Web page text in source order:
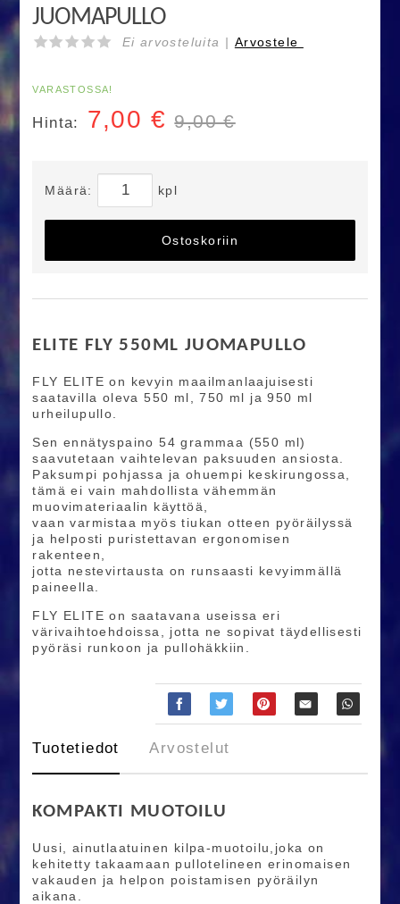
JUOMAPULLO
Ei arvosteluita | Arvostele
VARASTOSSA!
Hinta: 7,00 € 9,00 €
Määrä: kpl
Ostoskoriin
ELITE FLY 550ML JUOMAPULLO
FLY ELITE on kevyin maailmanlaajuisesti
saatavilla oleva 550 ml, 750 ml ja 950 ml
urheilupullo.
Sen ennätyspaino 54 grammaa (550 ml)
saavutetaan vaihtelevan paksuuden ansiosta.
Paksumpi pohjassa ja ohuempi keskirungossa,
tämä ei vain mahdollista vähemmän
muovimateriaalin käyttöä,
vaan varmistaa myös tiukan otteen pyöräilyssä
ja helposti puristettavan ergonomisen
rakenteen,
jotta nestevirtausta on runsaasti kevyimmällä
paineella.
FLY ELITE on saatavana useissa eri
värivaihtoehdoissa, jotta ne sopivat täydellisesti
pyöräsi runkoon ja pullohäkkiin.
Tuotetiedot Arvostelut
KOMPAKTI MUOTOILU
Uusi, ainutlaatuinen kilpa-muotoilu,joka on
kehitetty takaamaan pullotelineen erinomaisen
vakauden ja helpon poistamisen pyöräilyn
aikana.